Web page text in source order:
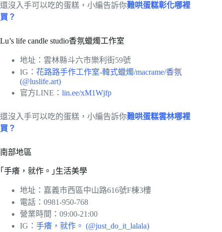
還沒入手可以吃的蛋糕，小編告訴你難哄蛋糕彰化哪裡
買？
Lu’s life candle studio香氛蠟燭工作室
地址：雲林縣斗六市樂利街59號
IG： 花路路手作工作室-韓式蠟燭/macrame/香氛
(@luslife.art)
官方LINE： lin.ee/xM1Wjfp
還沒入手可以吃的蛋糕，小編告訴你難哄蛋糕雲林哪裡
買？
南部地區
｢手癢，就作。｣生活美學
地址：嘉義市西區中山路616號F棟3樓
電話：0981-950-768
營業時間：09:00-21:00
IG： 手癢，就作。 (@just_do_it_lalala)